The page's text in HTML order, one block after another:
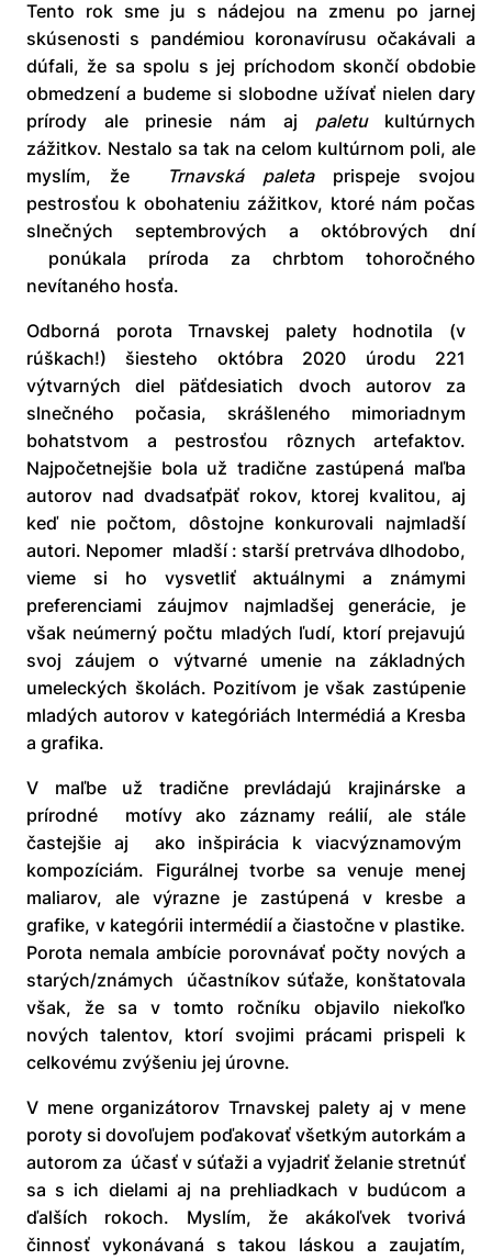
Tento rok sme ju s nádejou na zmenu po jarnej
skúsenosti s pandémiou koronavírusu očakávali a
dúfali, že sa spolu s jej príchodom skončí obdobie
obmedzení a budeme si slobodne užívať nielen dary
prírody ale prinesie nám aj paletukultúrnych
zážitkov. Nestalo sa tak na celom kultúrnom poli, ale
myslím, že
Trnavská paleta prispeje svojou
pestrosťou k obohateniu zážitkov, ktoré nám počas
slnečných septembrových a októbrových dní
ponúkala príroda za chrbtom tohoročného
nevítaného hosťa.
Odborná porota Trnavskej palety hodnotila (v
rúškach!) šiesteho októbra 2020 úrodu 221
výtvarných diel päťdesiatich dvoch autorov za
slnečného počasia, skrášleného mimoriadnym
bohatstvom a pestrosťou rôznych artefaktov.
Najpočetnejšie bola už tradične zastúpená maľba
autorov nad dvadsaťpäť rokov, ktorej kvalitou, aj
keď nie počtom, dôstojne konkurovali najmladší
autori. Nepomer mladší : starší pretrváva dlhodobo,
vieme si ho vysvetliť aktuálnymi a známymi
preferenciami záujmov najmladšej generácie, je
však neúmerný počtu mladých ľudí, ktorí prejavujú
svoj záujem o výtvarné umenie na základných
umeleckých školách. Pozitívom je však zastúpenie
mladých autorov v kategóriách Intermédiá a Kresba
a grafika.
V maľbe už tradične prevládajú krajinárske a
prírodné motívy ako záznamy reálií, ale stále
častejšie aj ako inšpirácia k viacvýznamovým
kompozíciám. Figurálnej tvorbe sa venuje menej
maliarov, ale výrazne je zastúpená v kresbe a
grafike, v kategórii intermédií a čiastočne v plastike.
Porota nemala ambície porovnávať počty nových a
starých/známych účastníkov súťaže, konštatovala
však, že sa v tomto ročníku objavilo niekoľko
nových talentov, ktorí svojimi prácami prispeli k
celkovému zvýšeniu jej úrovne.
V mene organizátorov Trnavskej palety aj v mene
poroty si dovoľujem poďakovať všetkým autorkám a
autorom za účasť v súťaži a vyjadriť želanie stretnúť
sa s ich dielami aj na prehliadkach v budúcom a
ďalších rokoch. Myslím, že akákoľvek tvorivá
činnosť vykonávaná s takou láskou a zaujatím,